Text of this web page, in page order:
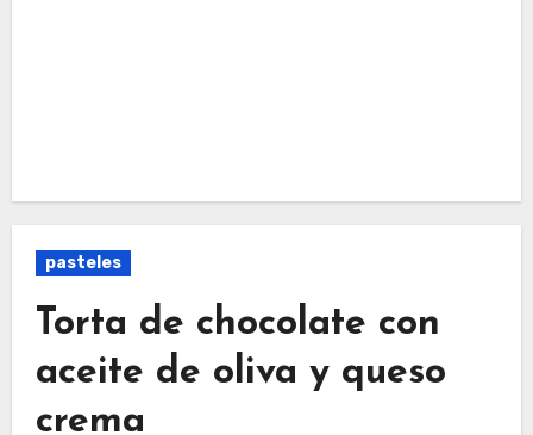
pasteles
Torta de chocolate con
aceite de oliva y queso
crema